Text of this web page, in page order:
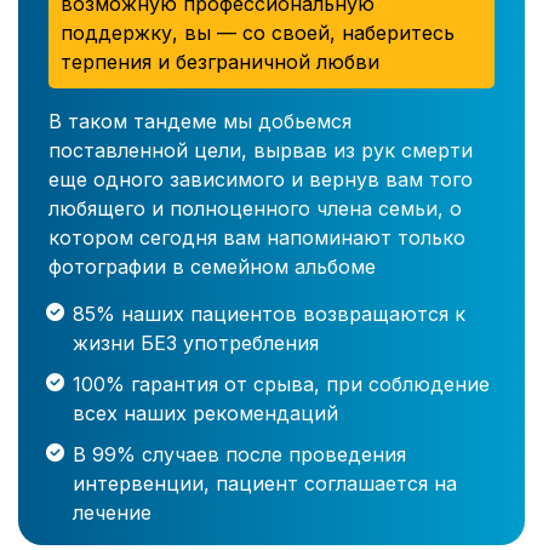
поддержку, вы — со своей, наберитесь
терпения и безграничной любви
В таком тандеме мы добьемся
поставленной цели, вырвав из рук смерти
еще одного зависимого и вернув вам того
любящего и полноценного члена семьи, о
котором сегодня вам напоминают только
фотографии в семейном альбоме
85% наших пациентов возвращаются к
жизни БЕЗ употребления
100% гарантия от срыва, при соблюдение
всех наших рекомендаций
В 99% случаев после проведения
интервенции, пациент соглашается на
лечение